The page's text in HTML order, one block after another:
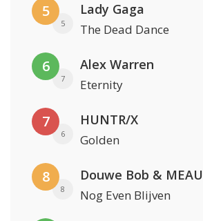
5
5
Lady Gaga
The Dead Dance
6
7
Alex Warren
Eternity
7
6
HUNTR/X
Golden
8
8
Douwe Bob & MEAU
Nog Even Blijven